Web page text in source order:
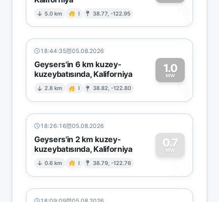
5.0 km I 38.77, -122.95 1
18:44:35 05.08.2026
Geysers'in 6 km kuzey-
kuzeybatısında, Kaliforniya
2.8 km I 38.82, -122.80
1.0
MW1
18:26:16 05.08.2026
Geysers'in 2 km kuzey-
kuzeybatısında, Kaliforniya
0.6 km I 38.79, -122.76
0.7
MW
0